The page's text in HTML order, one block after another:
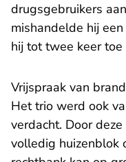
drugsgebruikers
mishandelde hij
hij tot twee keer toe
Vrijspraak van
Het trio werd ook
verdacht. Door
volledig huizenblok